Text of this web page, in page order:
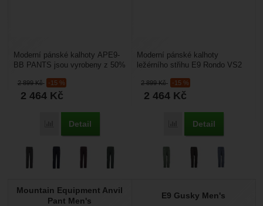
2 899Kč -15 %
2 464 Kč
Porovnat
Detail
Moderní pánské kalhoty APE9-
BB PANTS jsou vyrobeny z 50%
organické bavlny a 2%...
2 899Kč -15 %
2 464 Kč
Porovnat
Detail
Moderní pánské kalhoty
ležérního střihu E9 Rondo VS2
tkaniny z 98% organické...
Mountain Equipment Anvil
Pant Men's
E9 Gusky Men's